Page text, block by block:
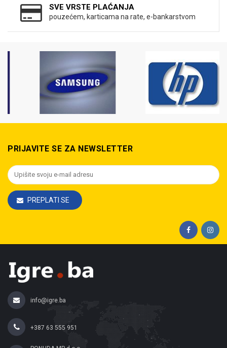
SVE VRSTE PLAĆANJA
pouzećem, karticama na rate, e-bankarstvom
PRIJAVITE SE ZA NEWSLETTER
PREPLATI SE
info@igre.ba
+387 63 555 951